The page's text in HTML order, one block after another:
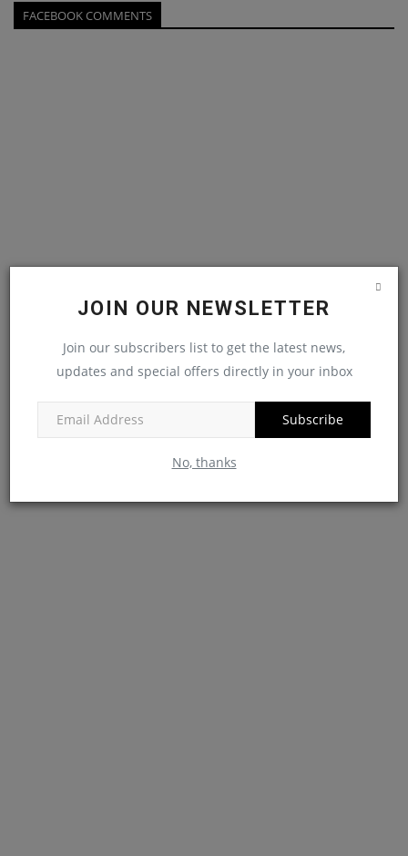
JOIN OUR NEWSLETTER
Join our subscribers list to get the latest news,
updates and special offers directly in your inbox
Subscribe
No, thanks
FACEBOOK COMMENTS